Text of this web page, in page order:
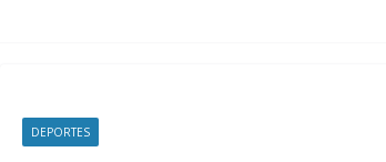
DEPORTES